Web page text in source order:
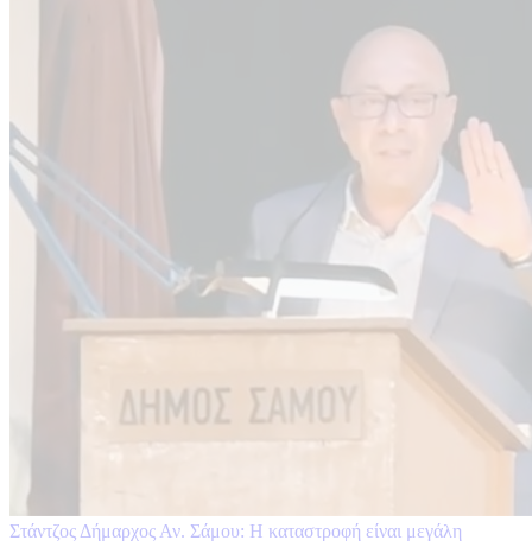
Στάντζος Δήμαρχος Αν. Σάμου: Η καταστροφή είναι μεγάλη